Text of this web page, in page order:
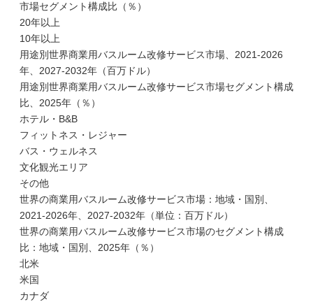
市場セグメント構成比（％）
20年以上
10年以上
用途別世界商業用バスルーム改修サービス市場、2021-2026
年、2027-2032年（百万ドル）
用途別世界商業用バスルーム改修サービス市場セグメント構成
比、2025年（％）
ホテル・B&B
フィットネス・レジャー
バス・ウェルネス
文化観光エリア
その他
世界の商業用バスルーム改修サービス市場：地域・国別、
2021-2026年、2027-2032年（単位：百万ドル）
世界の商業用バスルーム改修サービス市場のセグメント構成
比：地域・国別、2025年（％）
北米
米国
カナダ